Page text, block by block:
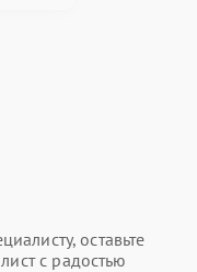
оставьте
с радостью